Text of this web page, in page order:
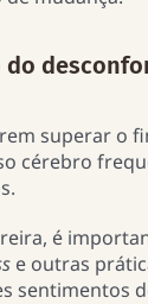
do
superar o
cérebro
é
e outras
sentimentos